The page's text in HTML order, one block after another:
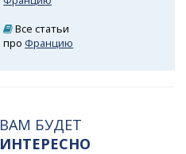
Все статьи
про Францию
ВАМ БУДЕТ
ИНТЕРЕСНО